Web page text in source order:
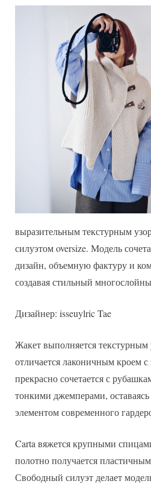
выразительным текстурным
силуэтом oversize. Модель
дизайн, объемную фактуру и
создавая стильный
Дизайнер: isseuylric Tae
Жакет выполняется текстурным
отличается лаконичным кроем
прекрасно сочетается с
тонкими джемперами,
элементом современного
Carta вяжется крупными
полотно получается
Свободный силуэт делает